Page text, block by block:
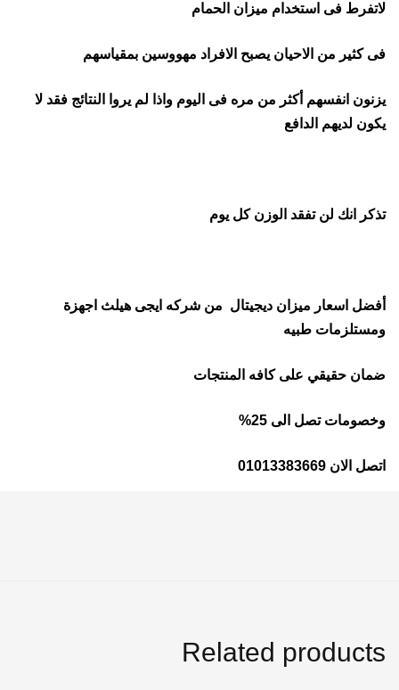
لاتفرط فى استخدام ميزان الحمام
فى كثير من الاحيان يصبح الافراد مهووسين بمقياسهم
يزنون انفسهم أكثر من مره فى اليوم واذا لم يروا النتائج فقد لا
يكون لديهم الدافع
تذكر انك لن تفقد الوزن كل يوم
أفضل اسعار ميزان ديجيتال من شركه ايجى هيلث اجهزة
ومستلزمات طبيه
ضمان حقيقي على كافه المنتجات
وخصومات تصل الى 25%
اتصل الان 01013383669
Related products